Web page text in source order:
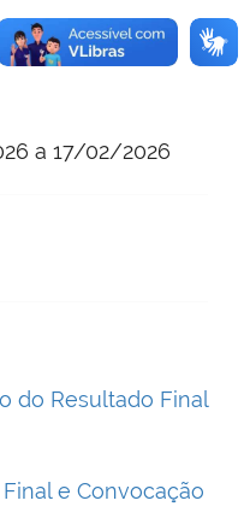
a 17/02/2026
do Resultado Final
e Convocação